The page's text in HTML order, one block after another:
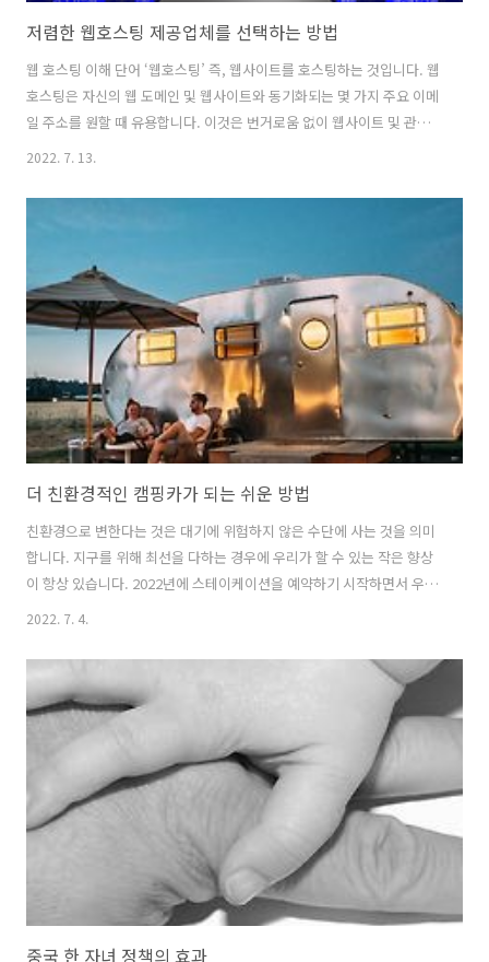
저렴한 웹호스팅 제공업체를 선택하는 방법
웹 호스팅 이해 단어 ‘웹호스팅’ 즉, 웹사이트를 호스팅하는 것입니다. 웹
호스팅은 자신의 웹 도메인 및 웹사이트와 동기화되는 몇 가지 주요 이메
일 주소를 원할 때 유용합니다. 이것은 번거로움 없이 웹사이트 및 관련
이메일 주소를 성장시키는 데 도움이 되는 웹 호스트 제공업체입니다. 웹
운 결정입니다. 잘못된 결정으로 인해 다운타임이 자주 발생하고 서버 속
지원과 같은 다양한 서비스를 제공합니다. 그 중에는 요즘 24×7 고객 및
기술 지원을 제공한다고 주장하는 크고 작은 호스팅 회사를 찾을 수 ..
2022. 7. 13.
더 친환경적인 캠핑카가 되는 쉬운 방법
친환경으로 변한다는 것은 대기에 위험하지 않은 수단에 사는 것을 의미
합니다. 지구를 위해 최선을 다하는 경우에 우리가 할 수 있는 작은 향상
이 항상 있습니다. 2022년에 스테이케이션을 예약하기 시작하면서 우리
는 휴식을 즐기면서 지구에 미치는 피해를 훨씬 덜 줄 수 있는 방법을 고
다음 텐트 여행보다 더 일찍 약간의 추가 고려를 포함합니다. 대기에 대
한 영향을 최소화하고 후속 텐트 여행에서 '고지 없음' 계율에 따라 거주
함으로써 몇 년 동안 자연을 보호하는 데 도움이 될 수 있습니다. 이를 돕
기 위해 비공개 캠퍼밴 렌탈 플랫폼인 PaulCamper는 다음 텐트 여행에
서 노력해야 할 5가지 아이디어 목록을 작성했습니다. 가솔린 유효성에 ..
2022. 7. 4.
중국 한 자녀 정책의 효과